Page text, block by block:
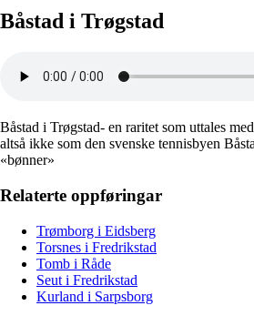
Båstad i Trøgstad
Båstad i Trøgstad- en raritet som uttales
altså ikke som den svenske tennisbyen
«bønner»
Relaterte oppføringar
Trømborg i Eidsberg
Torsnes i Fredrikstad
Tomb i Råde
Seut i Fredrikstad
Kurland i Sarpsborg